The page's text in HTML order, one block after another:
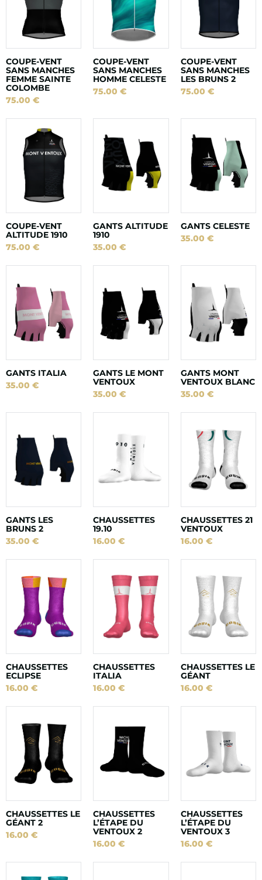
COUPE-VENT
SANS MANCHES
FEMME SAINTE
COLOMBE
75.00 €
COUPE-VENT
SANS MANCHES
HOMME CELESTE
75.00€
COUPE-VENT
SANS MANCHES
LES BRUNS 2
75.00 €
COUPE-VENT
ALTITUDE 1910
75.00 €
GANTS ALTITUDE
1910
35.00€
GANTS CELESTE
35.00 €
GANTS ITALIA
35.00 €
GANTS LE MONT
VENTOUX
35.00€
GANTS MONT
VENTOUX BLANC
35.00 €
GANTS LES
BRUNS 2
35.00 €
CHAUSSETTES
19.10
16.00€
CHAUSSETTES 21
VENTOUX
16.00 €
CHAUSSETTES
ECLIPSE
16.00 €
CHAUSSETTES
ITALIA
16.00€
CHAUSSETTES LE
GÉANT
16.00 €
CHAUSSETTES LE
GÉANT 2
16.00 €
CHAUSSETTES
L’ÉTAPE DU
VENTOUX 2
16.00€
CHAUSSETTES
L’ÉTAPE DU
VENTOUX 3
16.00 €